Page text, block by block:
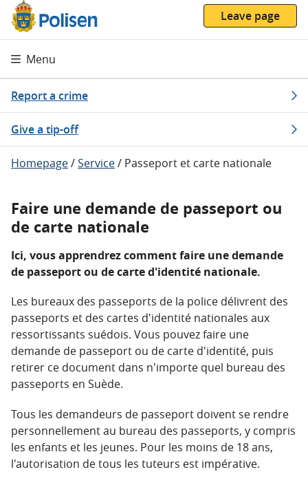
Leave page
Menu
Report a crime
Give a tip-off
Homepage/Service/ Passeport et carte nationale
Faire une demande de passeport ou
de carte nationale
Ici, vous apprendrez comment faire une demande
de passeport ou de carte d'identité nationale.
Les bureaux des passeports de la police délivrent des
passeports et des cartes d'identité nationales aux
ressortissants suédois. Vous pouvez faire une
demande de passeport ou de carte d'identité, puis
retirer ce document dans n'importe quel bureau des
passeports en Suède.
Tous les demandeurs de passeport doivent se rendre
personnellement au bureau des passeports, y compris
les enfants et les jeunes. Pour les moins de 18 ans,
l'autorisation de tous les tuteurs est impérative.